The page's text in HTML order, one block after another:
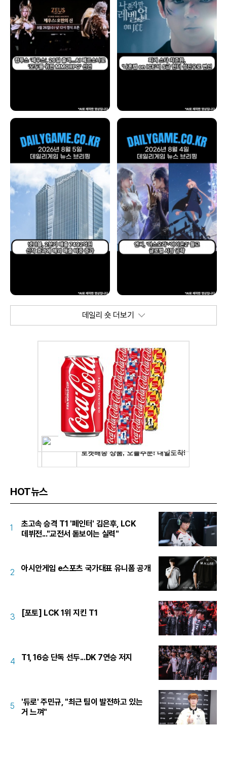
데일리 숏 더보기
HOT뉴스
1
초고속 승격 T1 '페인터' 김은후, LCK
데뷔전..."교전서 돋보이는 실력"
2 아시안게임 e스포츠 국가대표 유니폼 공개
3 [포토] LCK 1위 지킨 T1
4 T1, 16승 단독 선두...DK 7연승 저지
5
'듀로' 주민규, "최근 팀이 발전하고 있는
거 느껴"